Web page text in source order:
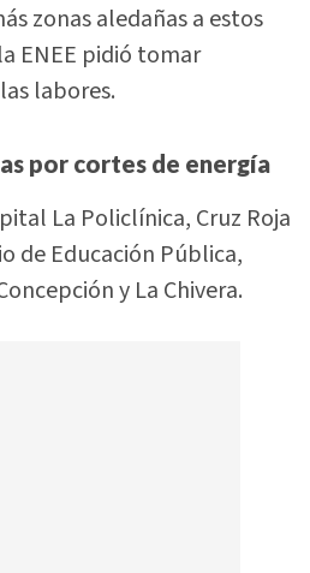
zonas aledañas a estos
ENEE pidió tomar
labores.
por cortes de energía
La Policlínica, Cruz Roja
de Educación Pública,
y La Chivera.